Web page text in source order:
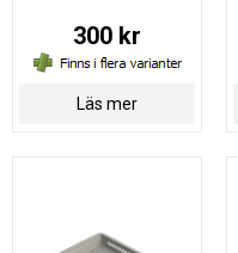
300 kr
Läs mer